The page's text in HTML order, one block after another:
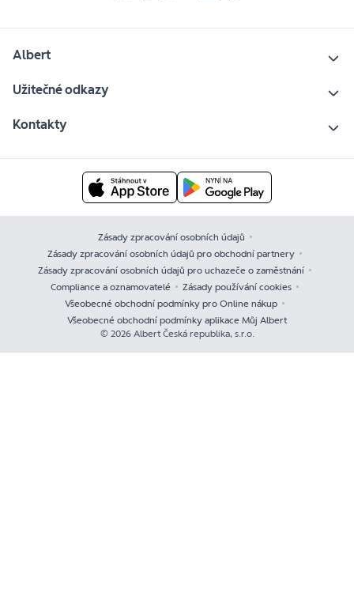
Albert
Užitečné odkazy
Kontakty
Zásady zpracování osobních údajů
Zásady zpracování osobních údajů pro obchodní partnery
Zásady zpracování osobních údajů pro uchazeče o zaměstnání
Compliance a oznamovatelé
Zásady používání cookies
Všeobecné obchodní podmínky pro Online nákup
Všeobecné obchodní podmínky aplikace Můj Albert
© 2026 Albert Česká republika, s.r.o.